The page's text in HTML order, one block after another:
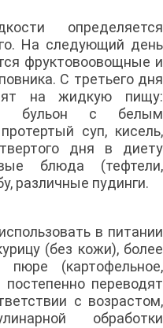
определяется
На следующий день
фруктовоовощные и
С третьего дня
на жидкую пищу:
бульон с белым
суп, кисель,
дня в диету
блюда (тефтели,
различные пудинги.
в питании
(без кожи), более
(картофельное,
переводят
с возрастом,
обработки